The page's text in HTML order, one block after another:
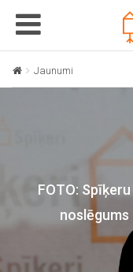
T
o
g
i
Jaunumi
FOTO:
noslēgums